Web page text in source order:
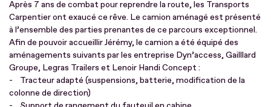
Après 7 ans de combat pour reprendre la route, les Transports
Carpentier ont exaucé ce rêve. Le camion aménagé est présenté
à l’ensemble des parties prenantes de ce parcours exceptionnel.
Afin de pouvoir accueillir Jérémy, le camion a été équipé des
aménagements suivants par les entreprise Dyn’access, Gailllard
Groupe, Legras Trailers et Lenoir Handi Concept :
- Tracteur adapté (suspensions, batterie, modification de la
colonne de direction)